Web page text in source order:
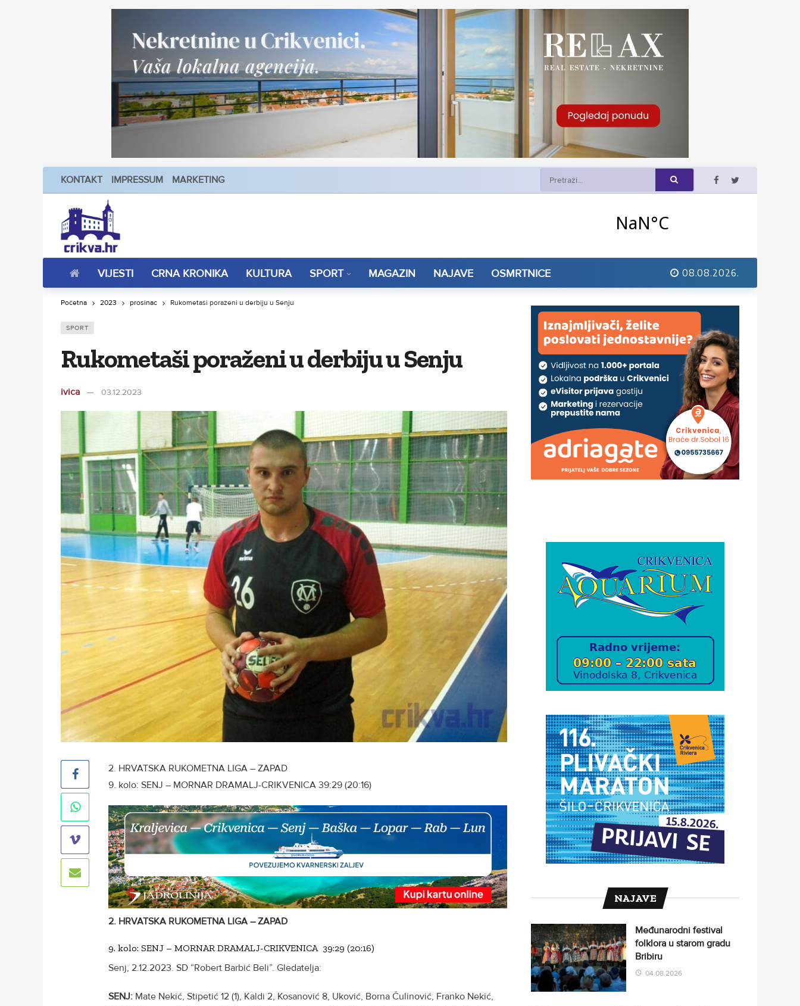
KONTAKT IMPRESSUM MARKETING
VIJESTI CRNA KRONIKA KULTURA SPORT MAGAZIN NAJAVE OSMRTNICE 08.08.2026.
Početna 2023 prosinac Rukometaši poraženi u derbiju u Senju
SPORT
Rukometaši poraženi u derbiju u Senju
ivica 03.12.2023
2. HRVATSKA RUKOMETNA LIGA – ZAPAD
9. kolo: SENJ – MORNAR DRAMALJ-CRIKVENICA 39:29 (20:16)
2. HRVATSKA RUKOMETNA LIGA – ZAPAD
9. kolo: SENJ – MORNAR DRAMALJ-CRIKVENICA 39:29 (20:16)
Senj, 2.12.2023. SD “Robert Barbić Beli”. Gledatelja:
SENJ: Mate Nekić, Stipetić 12 (1), Kaldi 2, Kosanović 8, Uković, Borna Čulinović, Franko Nekić,
NAJAVE
Međunarodni festival
folklora u starom gradu
Bribiru
04.08.2026